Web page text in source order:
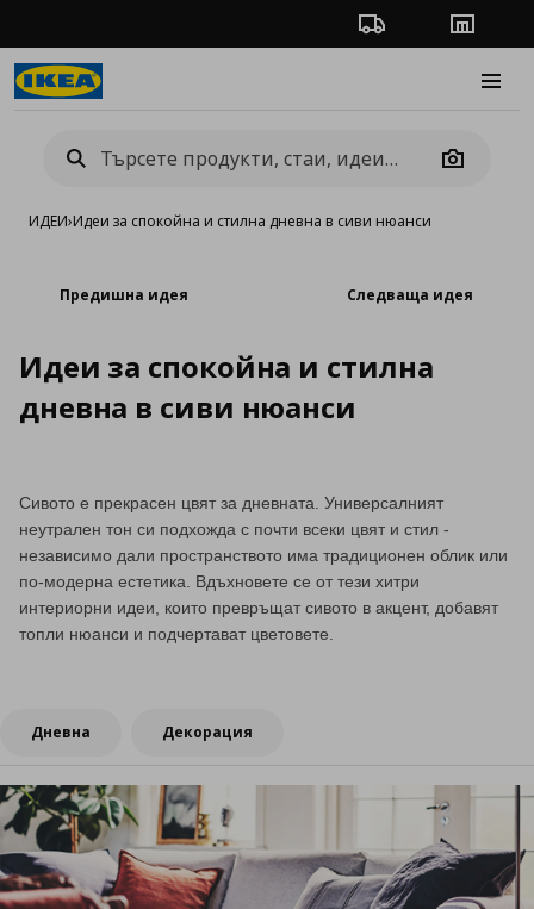
Проследяване на
Camera
ИДЕИ›Идеи за спокойна и стилна дневна в сиви нюанси
Предишна идея Следваща идея
Идеи за спокойна и стилна
дневна в сиви нюанси
Сивото е прекрасен цвят за дневната. Универсалният
неутрален тон си подхожда с почти всеки цвят и стил -
независимо дали пространството има традиционен облик или
по-модерна естетика. Вдъхновете се от тези хитри
интериорни идеи, които превръщат сивото в акцент, добавят
топли нюанси и подчертават цветовете.
Дневна Декорация